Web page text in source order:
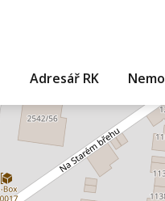
Adresář RK